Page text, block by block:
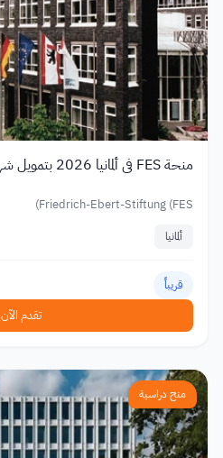
منحة FES في ألمانيا 2026 بتمويل شهري للطلاب وطلاب الدكتوراه
Friedrich-Ebert-Stiftung (FES)
ألمانيا
قريباً
تقدم الآن
منح دراسية